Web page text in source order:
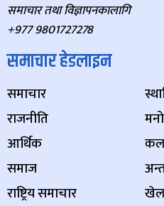
समाचार तथा विज्ञापनकालागि
+977 9801727278
समाचार हेडलाइन
समाचार
राजनीति
आर्थिक
समाज
राष्ट्रिय समाचार